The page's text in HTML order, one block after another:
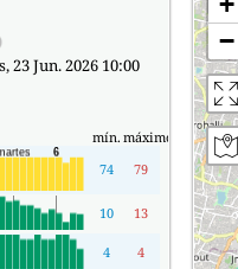
Jun. 2026 10:00
mín. máximo
74 79
10 13
4 4
−